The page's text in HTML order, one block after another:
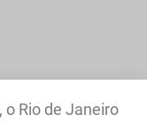
o Rio de Janeiro